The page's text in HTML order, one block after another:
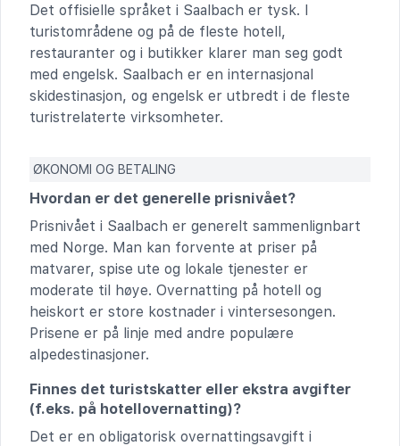
Det offisielle språket i Saalbach er tysk. I
turistområdene og på de fleste hotell,
restauranter og i butikker klarer man seg godt
med engelsk. Saalbach er en internasjonal
skidestinasjon, og engelsk er utbredt i de fleste
turistrelaterte virksomheter.
ØKONOMI OG BETALING
Hvordan er det generelle prisnivået?
Prisnivået i Saalbach er generelt sammenlignbart
med Norge. Man kan forvente at priser på
matvarer, spise ute og lokale tjenester er
moderate til høye. Overnatting på hotell og
heiskort er store kostnader i vintersesongen.
Prisene er på linje med andre populære
alpedestinasjoner.
Finnes det turistskatter eller ekstra avgifter
(f.eks. på hotellovernatting)?
Det er en obligatorisk overnattingsavgift i